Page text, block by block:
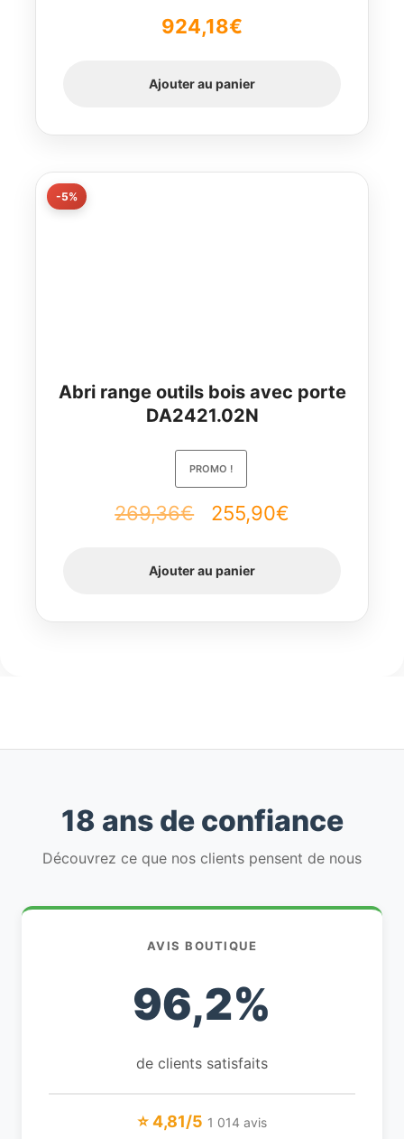
5
924,18€
Ajouter au panier
-5%
Abri range outils bois avec porte
DA2421.02N
PROMO !
269,36€
Le
initial
255,90€Le
Ajouter au panier
18 ans de confiance
Découvrez ce que nos clients pensent de nous
AVIS BOUTIQUE
96,2%
de clients satisfaits
⭐ 4,81/5 1 014 avis